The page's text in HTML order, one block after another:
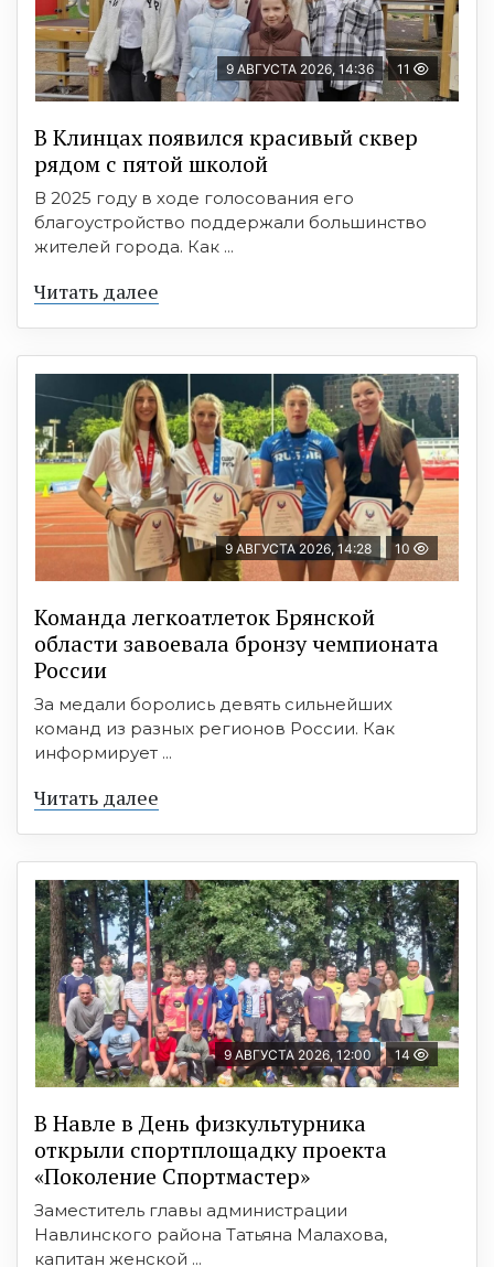
9 АВГУСТА 2026, 14:36 11
В Клинцах появился красивый сквер
рядом с пятой школой
В 2025 году в ходе голосования его
благоустройство поддержали большинство
жителей города. Как ...
Читать далее
9 АВГУСТА 2026, 14:28 10
Команда легкоатлеток Брянской
области завоевала бронзу чемпионата
России
За медали боролись девять сильнейших
команд из разных регионов России. Как
информирует ...
Читать далее
9 АВГУСТА 2026, 12:00 14
В Навле в День физкультурника
открыли спортплощадку проекта
«Поколение Спортмастер»
Заместитель главы администрации
Навлинского района Татьяна Малахова,
капитан женской ...